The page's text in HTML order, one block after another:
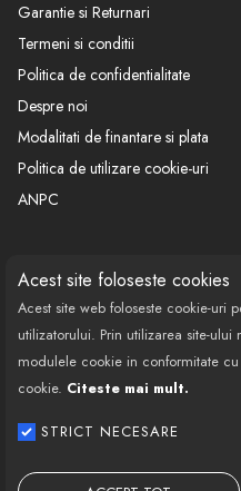
Acest site foloseste cookies
Acest site web foloseste cookie-uri
utilizatorului. Prin utilizarea site-
modulele cookie in conformitate
cookie. Citeste mai mult.
STRICT NECESARE
Garantie si Returnari
Termeni si conditii
Politica de confidentialitate
Despre noi
Modalitati de finantare si plata
Politica de utilizare cookie-uri
ANPC
CONTACT
Call Center: 0377 100 941
Program de lucru: Luni-Vineri
08:00 - 18:00
Email: contact@bestautovest.ro
SRL